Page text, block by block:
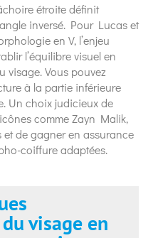
étroite définit
inversé. Pour Lucas et
en V, l’enjeu
l’équilibre visuel en
visage. Vous pouvez
à la partie inférieure
Un choix judicieux de
comme Zayn Malik,
et de gagner en assurance
coiffure adaptées.
visage en